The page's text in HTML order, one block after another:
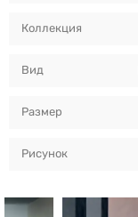
Коллекция
Вид
Размер
Рисунок